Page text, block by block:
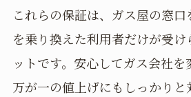
これらの保証は、ガス屋の窓
を乗り換えた利用者だけが受け
ットです。安心してガス会社を
万が一の値上げにもしっかりと